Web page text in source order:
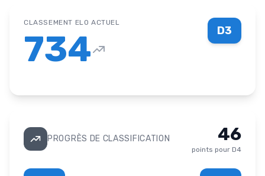
D3
CLASSEMENT ELO ACTUEL
734
PROGRÈS DE CLASSIFICATION 46
points pour D4